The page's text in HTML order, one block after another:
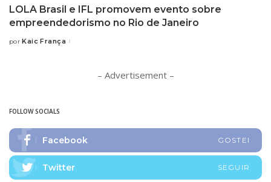
LOLA Brasil e IFL promovem evento sobre
empreendedorismo no Rio de Janeiro
Posted
por Kaic França
– Advertisement –
FOLLOW SOCIALS
Facebook GOSTEI
Twitter SEGUIR